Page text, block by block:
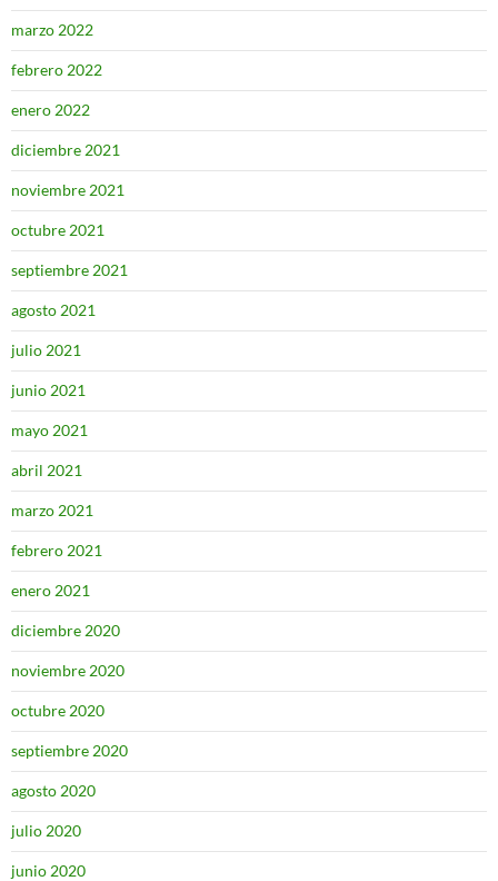
marzo 2022
febrero 2022
enero 2022
diciembre 2021
noviembre 2021
octubre 2021
septiembre 2021
agosto 2021
julio 2021
junio 2021
mayo 2021
abril 2021
marzo 2021
febrero 2021
enero 2021
diciembre 2020
noviembre 2020
octubre 2020
septiembre 2020
agosto 2020
julio 2020
junio 2020